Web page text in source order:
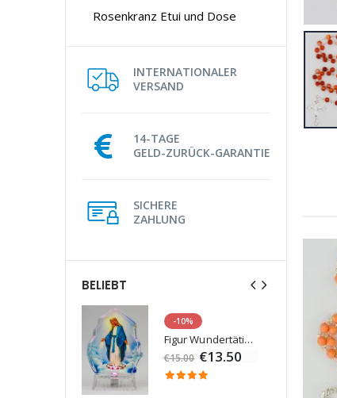
Rosenkranz Etui und Dose
INTERNATIONALER
VERSAND
14-TAGE
GELD-ZURÜCK-GARANTIE
SICHERE
ZAHLUNG
BELIEBT
-10%
Figur Wundertätige Jungfrau Beleuchtet
€15.00 €13.50